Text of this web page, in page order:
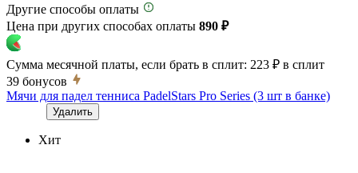
Другие способы оплаты
Цена при других способах оплаты 890 ₽
Сумма месячной платы, если брать в сплит: 223 ₽ в сплит
39 бонусов
Мячи для падел тенниса PadelStars Pro Series (3 шт в банке)
Удалить
Хит